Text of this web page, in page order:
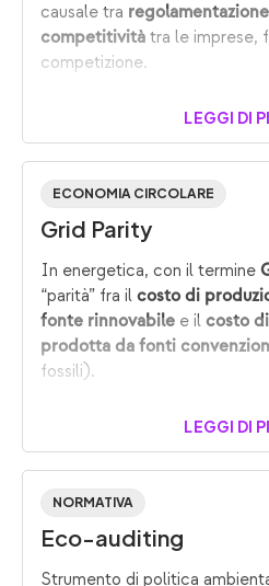
causale tra
competitività tra le imprese,
competizione.
LEGGI DI
ECONOMIA CIRCOLARE
Grid Parity
In energetica, con il termine
“parità” fra il costo di
fonte rinnovabile e il costo
prodotta da fonti
fossili).
LEGGI DI
NORMATIVA
Eco-auditing
Strumento di politica